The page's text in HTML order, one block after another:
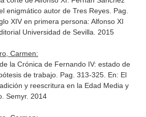
enigmático autor de Tres Reyes. Pag.
XIV en primera persona: Alfonso XI
Universidad de Sevilla. 2015
Carmen:
la Crónica de Fernando IV: estado de
de trabajo. Pag. 313-325. En: El
y reescritura en la Edad Media y
. Semyr. 2014